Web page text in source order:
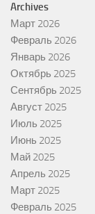
Archives
Март 2026
Февраль 2026
Январь 2026
Октябрь 2025
Сентябрь 2025
Август 2025
Июль 2025
Июнь 2025
Май 2025
Апрель 2025
Март 2025
Февраль 2025